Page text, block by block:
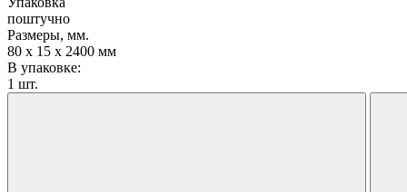
поштучно
Размеры, мм.
80 х 15 х 2400 мм
В упаковке:
1 шт.